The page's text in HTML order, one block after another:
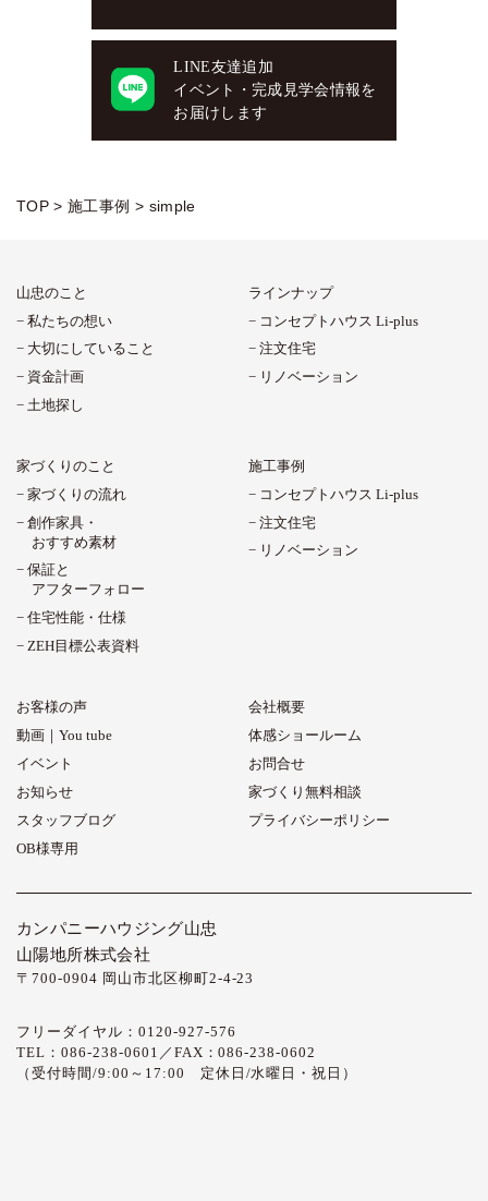
LINE友達追加
イベント・完成見学会情報を
お届けします
TOP >施工事例 > simple
山忠のこと
私たちの想い
大切にしていること
資金計画
土地探し
ラインナップ
コンセプトハウス Li-plus
注文住宅
リノベーション
家づくりのこと
家づくりの流れ
創作家具・
おすすめ素材
保証と
アフターフォロー
住宅性能・仕様
ZEH目標公表資料
施工事例
コンセプトハウス Li-plus
注文住宅
リノベーション
お客様の声
動画｜You tube
イベント
お知らせ
スタッフブログ
OB様専用
会社概要
体感ショールーム
お問合せ
家づくり無料相談
プライバシーポリシー
カンパニーハウジング山忠
山陽地所株式会社
〒700-0904 岡山市北区柳町2-4-23
フリーダイヤル：0120-927-576
TEL：086-238-0601／FAX：086-238-0602
（受付時間/9:00～17:00 定休日/水曜日・祝日）